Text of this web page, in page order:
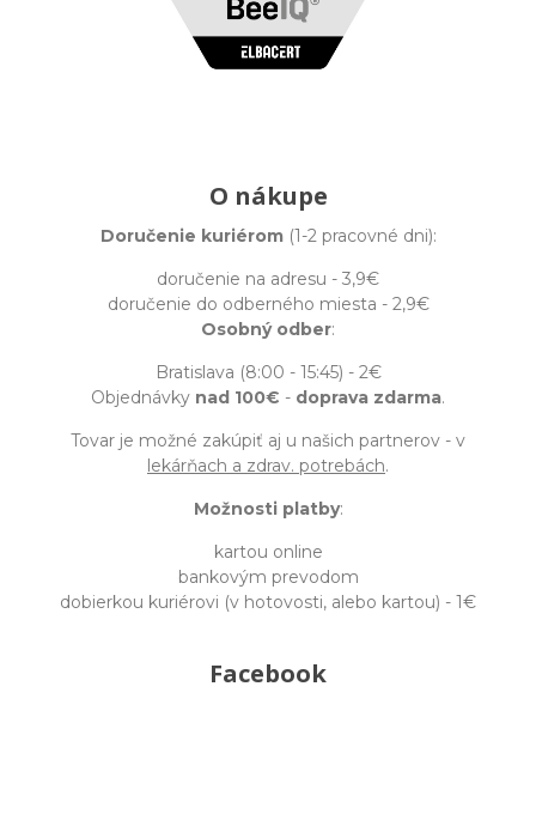
O nákupe
Doručenie kuriérom(1-2 pracovné dni):
doručenie na adresu - 3,9€
doručenie do odberného miesta - 2,9€
Osobný odber:
Bratislava (8:00 - 15:45) - 2€
Objednávky nad 100€ - doprava zdarma.
Tovar je možné zakúpiť aj u našich partnerov - v
lekárňach a zdrav. potrebách.
Možnosti platby:
kartou online
bankovým prevodom
dobierkou kuriérovi (v hotovosti, alebo kartou) - 1€
Facebook